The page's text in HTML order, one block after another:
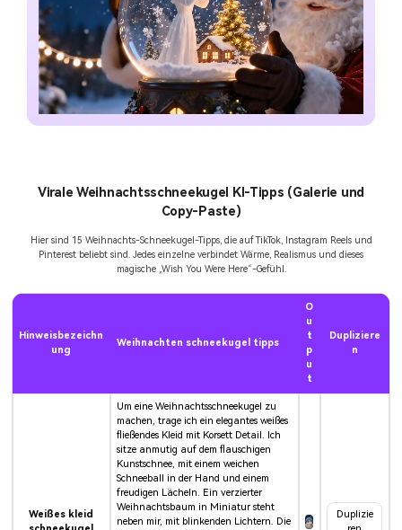
Virale Weihnachtsschneekugel KI-Tipps (Galerie und
Copy-Paste)
Hier sind 15 Weihnachts-Schneekugel-Tipps, die auf TikTok, Instagram Reels und
Pinterest beliebt sind. Jedes einzelne verbindet Wärme, Realismus und dieses
magische „Wish You Were Here“-Gefühl.
Hinweisbezeichn
ung
Weihnachten schneekugel tipps
O
u
t
p
u
t
Dupliziere
n
Weißes kleid
Um eine Weihnachtsschneekugel zu
machen, trage ich ein elegantes weißes
fließendes Kleid mit Korsett Detail. Ich
sitze anmutig auf dem flauschigen
Kunstschnee, mit einem weichen
Schneeball in der Hand und einem
freudigen Lächeln. Ein verzierter
Weihnachtsbaum in Miniatur steht
neben mir, mit blinkenden Lichtern. Die
Duplizie